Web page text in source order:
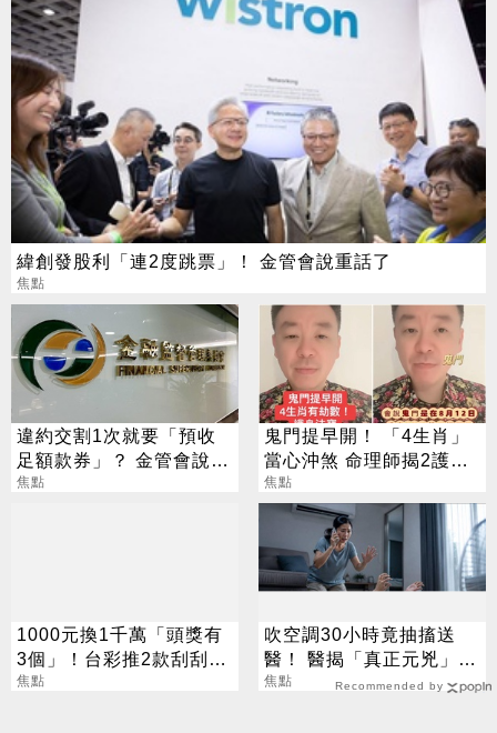
緯創發股利「連2度跳票」！ 金管會說重話了
焦點
違約交割1次就要「預收
足額款券」？ 金管會說話
了
焦點
鬼門提早開！ 「4生肖」
當心沖煞 命理師揭2護身
法寶
焦點
1000元換1千萬「頭獎有
3個」！台彩推2款刮刮樂
總獎金逾33億
焦點
吹空調30小時竟抽搐送
醫！ 醫揭「真正元兇」：
不是冷氣
焦點 Recommended by